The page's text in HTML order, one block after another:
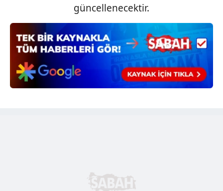
6698 sayılı Kişisel Verilerin Korunması Kanunu uyarınca
ilgili mevzuata uygun olarak kullanılan çerezlerle ilgili bilgi
almak için lütfentıklayınız.
güncellenecektir.